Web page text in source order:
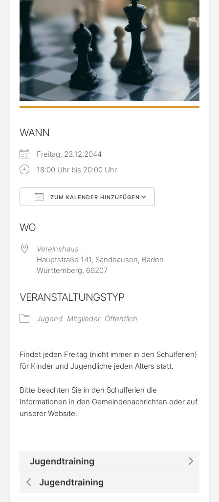
WANN
Freitag, 23.12.2044
18:00 Uhr bis 20:00 Uhr
ZUM KALENDER HINZUFÜGEN
WO
Vereinshaus
Hauptstraße 141, Sandhausen, Baden-
Württemberg, 69207
VERANSTALTUNGSTYP
Jugend Mitglieder Öffentlich
Findet jeden Freitag (nicht immer in den Schulferien)
für Kinder und Jugendliche jeden Alters statt.
Bitte beachten Sie in den Schulferien die
Informationen in den Gemeindenachrichten oder auf
unserer Website.
Jugendtraining
Jugendtraining